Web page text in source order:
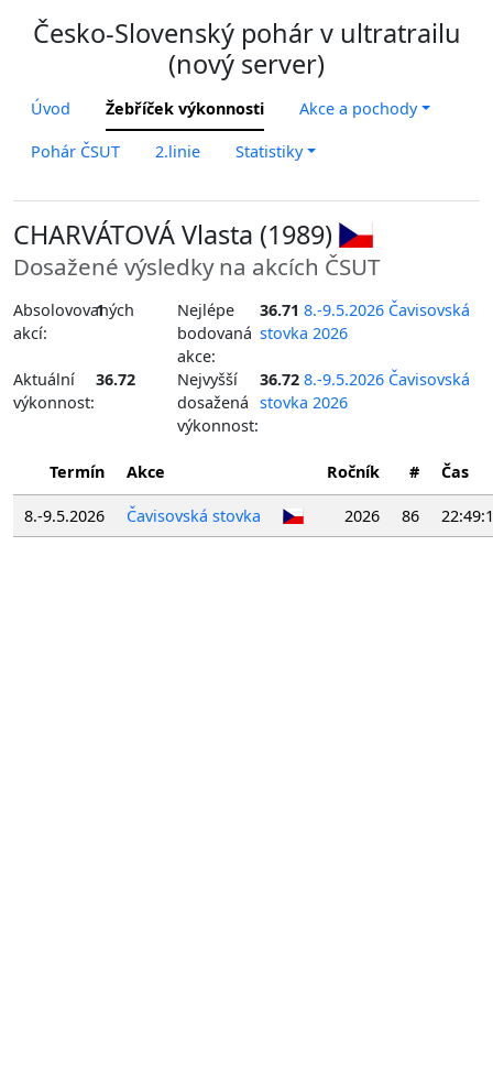
Česko-Slovenský pohár v ultratrailu
(nový server)
Úvod Žebříček výkonnosti Akce a pochody
Pohár ČSUT 2.linie Statistiky
CHARVÁTOVÁ Vlasta (1989)
Dosažené výsledky na akcích ČSUT
Absolovovaných
akcí:
1
Nejlépe
bodovaná
akce:
36.71 8.-9.5.2026 Čavisovská
stovka 2026
Aktuální
výkonnost:
36.72
Nejvyšší
dosažená
výkonnost:
36.72 8.-9.5.2026 Čavisovská
stovka 2026
Termín Akce Ročník # Čas
8.-9.5.2026 Čavisovská stovka 2026 86